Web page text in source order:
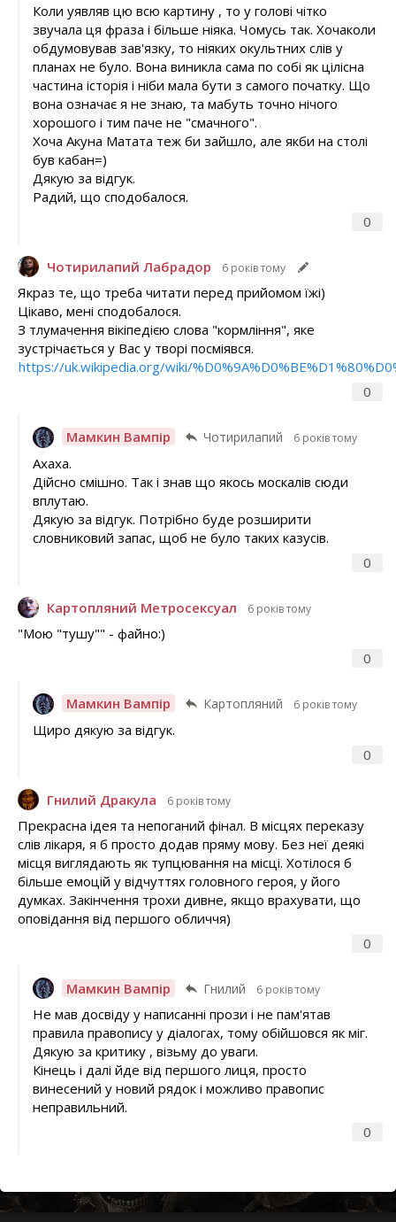
0
Коли уявляв цю всю картину , то у голові чітко
звучала ця фраза і більше ніяка. Чомусь так. Хочаколи
обдумовував зав'язку, то ніяких окультних слів у
планах не було. Вона виникла сама по собі як цілісна
частина історія і ніби мала бути з самого початку. Що
вона означає я не знаю, та мабуть точно нічого
хорошого і тим паче не "смачного".
Хоча Акуна Матата теж би зайшло, але якби на столі
був кабан=)
Дякую за відгук.
Радий, що сподобалося.
Чотирилапий Лабрадор 6 років тому
0
Якраз те, що треба читати перед прийомом їжі)
Цікаво, мені сподобалося.
З тлумачення вікіпедією слова "кормління", яке
зустрічається у Вас у творі посміявся.
https://uk.wikipedia.org/wiki/
Мамкин Вампір Чотирилапий 6 років тому
0
Ахаха.
Дійсно смішно. Так і знав що якось москалів сюди
вплутаю.
Дякую за відгук. Потрібно буде розширити
словниковий запас, щоб не було таких казусів.
Картопляний Метросексуал 6 років тому
0
"Мою "тушу"" - файно:)
Мамкин Вампір Картопляний 6 років тому
0
Щиро дякую за відгук.
Гнилий Дракула 6 років тому
0
Прекрасна ідея та непоганий фінал. В місцях переказу
слів лікаря, я б просто додав пряму мову. Без неї деякі
місця виглядають як тупцювання на місці. Хотілося б
більше емоцій у відчуттях головного героя, у його
думках. Закінчення трохи дивне, якщо врахувати, що
оповідання від першого обличчя)
Мамкин Вампір Гнилий 6 років тому
0
Не мав досвіду у написанні прози і не пам'ятав
правила правопису у діалогах, тому обійшовся як міг.
Дякую за критику , візьму до уваги.
Кінець і далі йде від першого лиця, просто
винесений у новий рядок і можливо правопис
неправильний.